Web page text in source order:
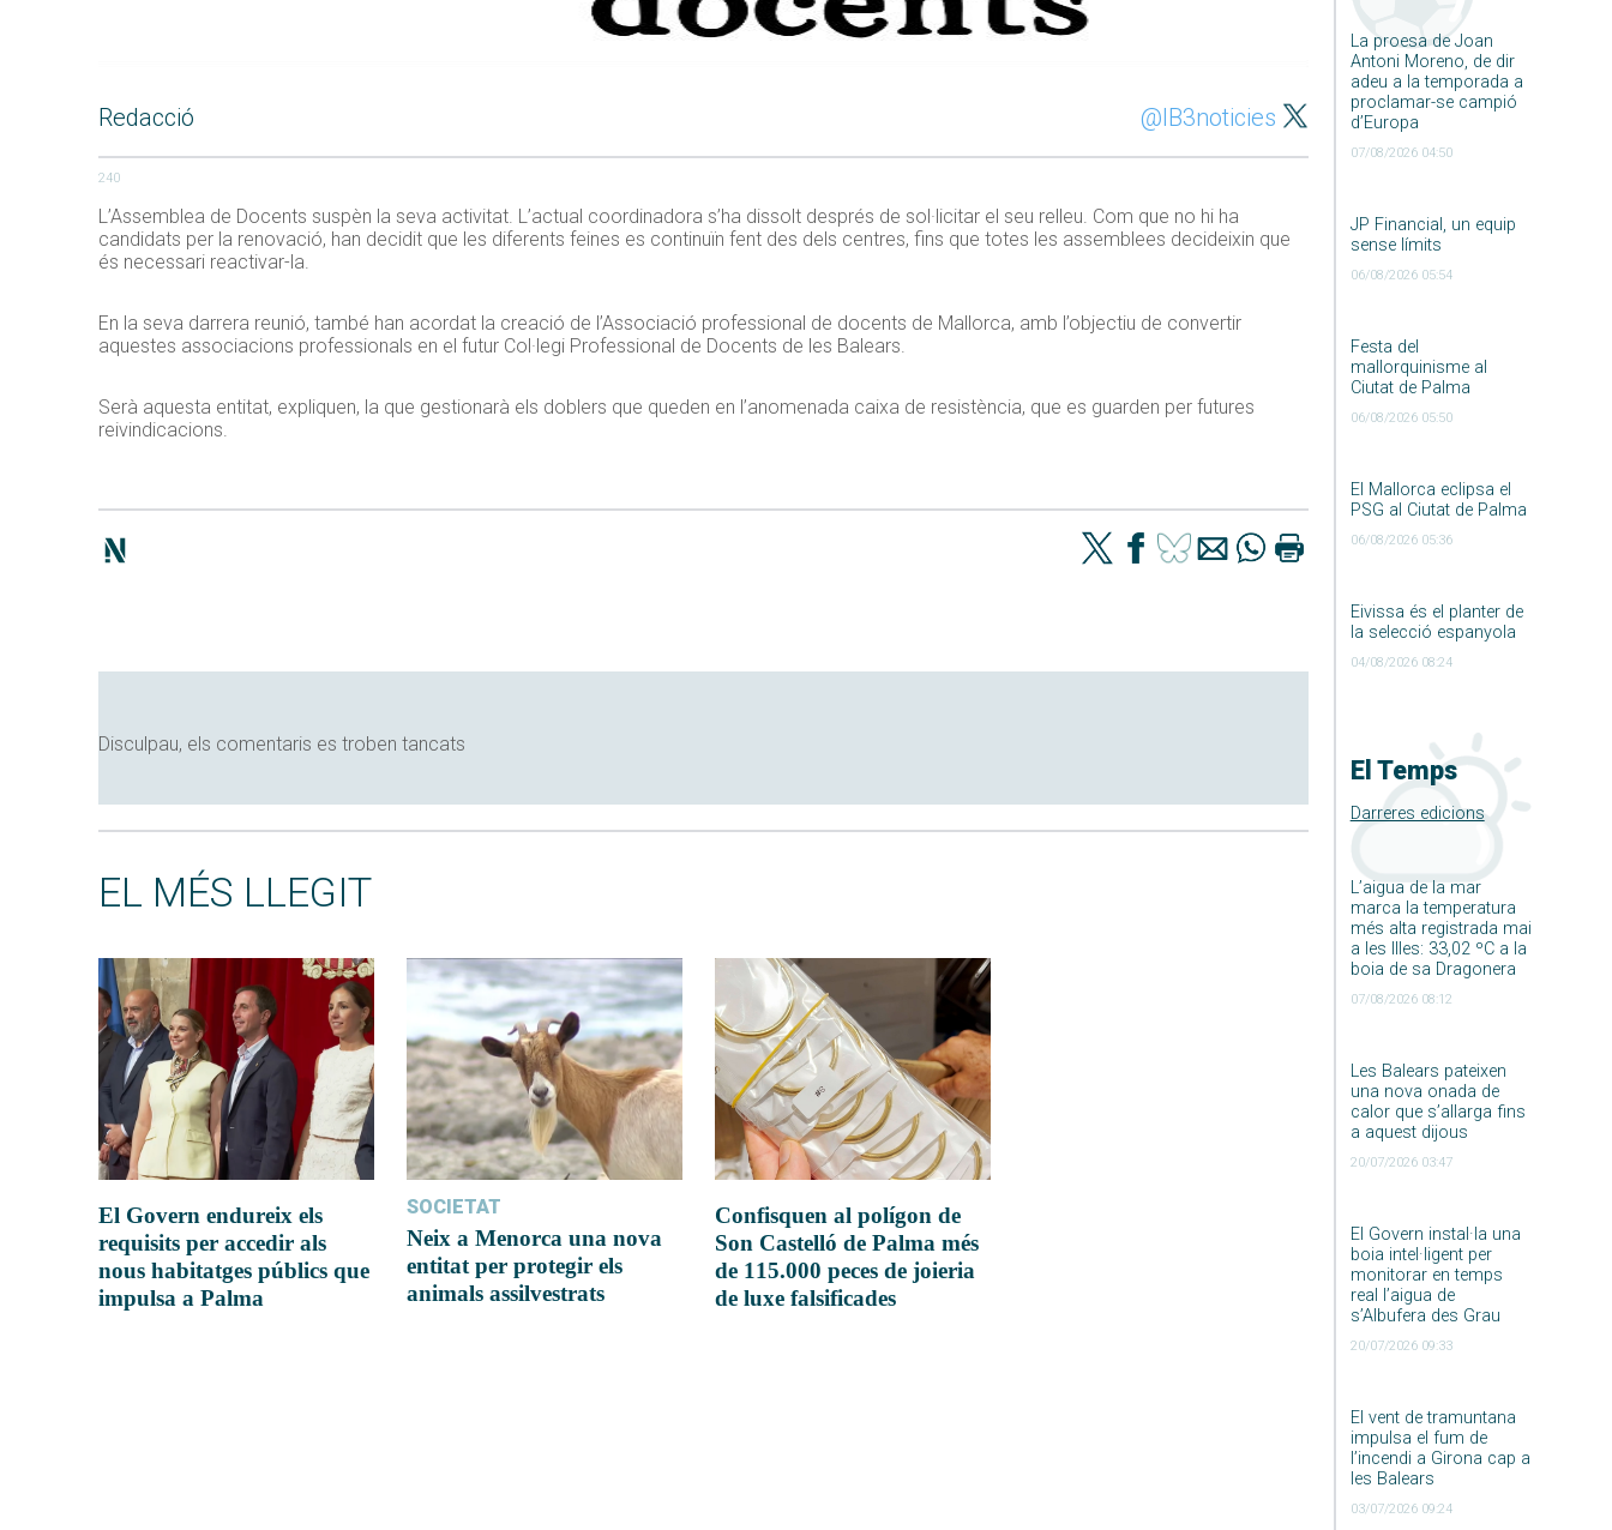
La proesa de Joan
Antoni Moreno, de dir
adeu a la temporada a
proclamar-se campió
d’Europa
07/08/2026 04:50
JP Financial, un equip
sense límits
06/08/2026 05:54
Festa del
mallorquinisme al
Ciutat de Palma
06/08/2026 05:50
El Mallorca eclipsa el
PSG al Ciutat de Palma
06/08/2026 05:36
Eivissa és el planter de
la selecció espanyola
04/08/2026 08:24
El Temps
Darreres edicions
L’aigua de la mar
marca la temperatura
més alta registrada mai
a les Illes: 33,02 ºC a la
boia de sa Dragonera
07/08/2026 08:12
Les Balears pateixen
una nova onada de
calor que s’allarga fins
a aquest dijous
20/07/2026 03:47
El Govern instal·la una
boia intel·ligent per
monitorar en temps
real l’aigua de
s’Albufera des Grau
20/07/2026 09:33
El vent de tramuntana
impulsa el fum de
l’incendi a Girona cap a
les Balears
03/07/2026 09:24
Redacció @IB3noticies
240
L’Assemblea de Docents suspèn la seva activitat. L’actual coordinadora s’ha dissolt després de sol·licitar el seu relleu. Com que no hi ha
candidats per la renovació, han decidit que les diferents feines es continuïn fent des dels centres, fins que totes les assemblees decideixin que
és necessari reactivar-la.
En la seva darrera reunió, també han acordat la creació de l’Associació professional de docents de Mallorca, amb l’objectiu de convertir
aquestes associacions professionals en el futur Col·legi Professional de Docents de les Balears.
Serà aquesta entitat, expliquen, la que gestionarà els doblers que queden en l’anomenada caixa de resistència, que es guarden per futures
reivindicacions.
Disculpau, els comentaris es troben tancats
EL MÉS LLEGIT
El Govern endureix els
requisits per accedir als
nous habitatges públics que
impulsa a Palma
SOCIETAT
Neix a Menorca una nova
entitat per protegir els
animals assilvestrats
Confisquen al polígon de
Son Castelló de Palma més
de 115.000 peces de joieria
de luxe falsificades